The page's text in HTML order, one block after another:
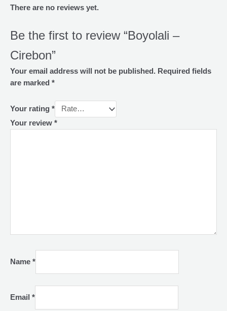
There are no reviews yet.
Be the first to review “Boyolali –
Cirebon”
Your email address will not be published. Required fields
are marked *
Your rating *
Your review *
Name *
Email *